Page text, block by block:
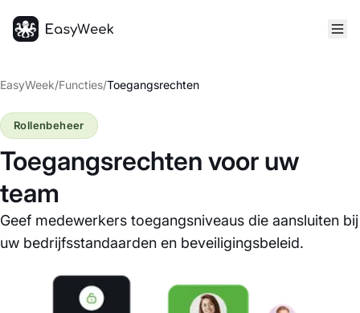
EasyWeek/Functies/Toegangsrechten
Toegangsrechten voor uw
team
Geef medewerkers toegangsniveaus die aansluiten bij
uw bedrijfsstandaarden en beveiligingsbeleid.
Rollenbeheer